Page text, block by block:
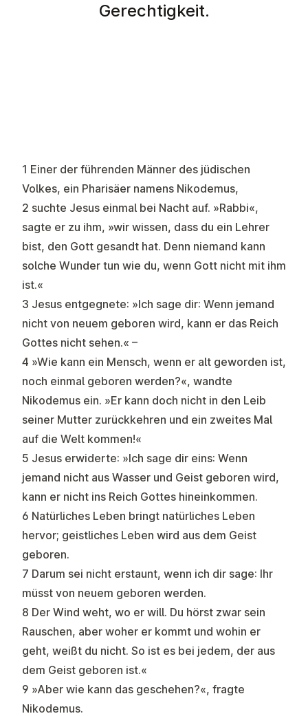
Gerechtigkeit.
1 Einer der führenden Männer des jüdischen
Volkes, ein Pharisäer namens Nikodemus,
2 suchte Jesus einmal bei Nacht auf. »Rabbi«,
sagte er zu ihm, »wir wissen, dass du ein Lehrer
bist, den Gott gesandt hat. Denn niemand kann
solche Wunder tun wie du, wenn Gott nicht mit ihm
ist.«
3 Jesus entgegnete: »Ich sage dir: Wenn jemand
nicht von neuem geboren wird, kann er das Reich
Gottes nicht sehen.« –
4 »Wie kann ein Mensch, wenn er alt geworden ist,
noch einmal geboren werden?«, wandte
Nikodemus ein. »Er kann doch nicht in den Leib
seiner Mutter zurückkehren und ein zweites Mal
auf die Welt kommen!«
5 Jesus erwiderte: »Ich sage dir eins: Wenn
jemand nicht aus Wasser und Geist geboren wird,
kann er nicht ins Reich Gottes hineinkommen.
6 Natürliches Leben bringt natürliches Leben
hervor; geistliches Leben wird aus dem Geist
geboren.
7 Darum sei nicht erstaunt, wenn ich dir sage: Ihr
müsst von neuem geboren werden.
8 Der Wind weht, wo er will. Du hörst zwar sein
Rauschen, aber woher er kommt und wohin er
geht, weißt du nicht. So ist es bei jedem, der aus
dem Geist geboren ist.«
9 »Aber wie kann das geschehen?«, fragte
Nikodemus.